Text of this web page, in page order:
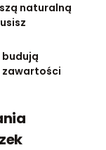
naturalną
budują
zawartości